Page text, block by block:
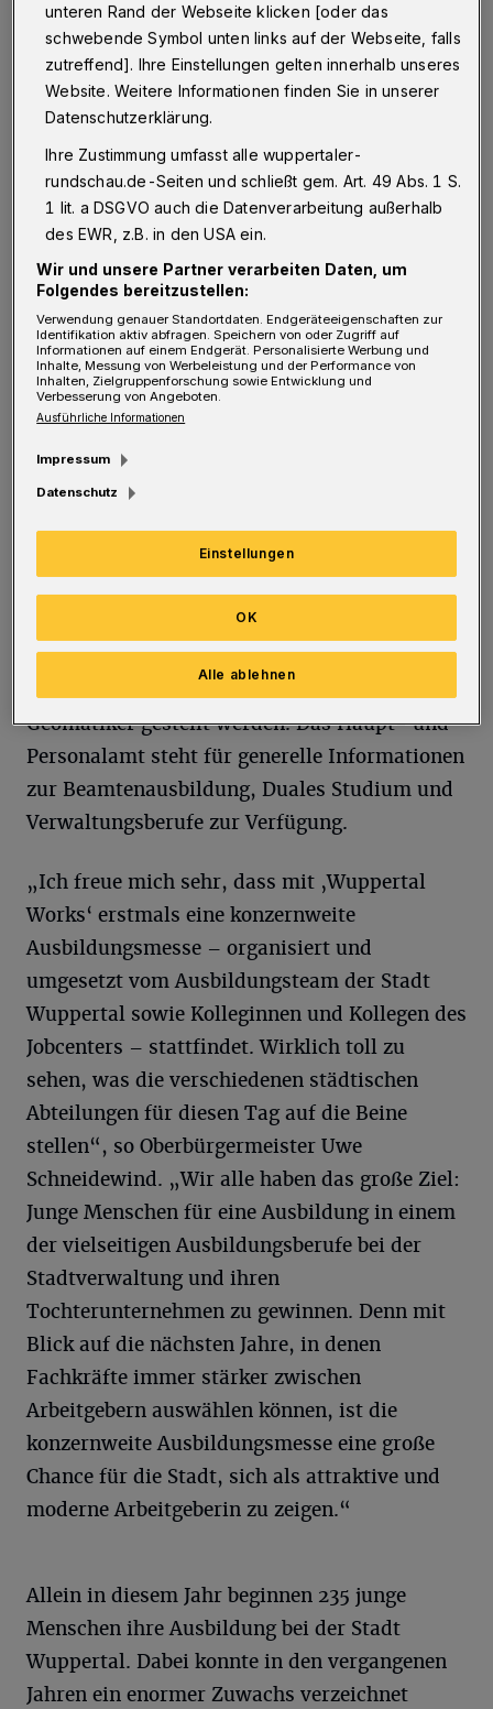
Auch der Eigenbetrieb Straßenreinigung (ESW) ist auf der Messe
O b Alten- und Altenpflegeheime,
Abfallwirtschaftsgesellschaft (AWG),
Eigenbetrieb Straßenreinigung (ESW),
Feuerwehr, Gebäudemanagement (GMW),
Jobcenter, Kinder- und Jugendwohngruppen,
Tageseinrichtungen für Kinder – Jugendamt,
Wuppertaler Bühnen oder Wuppertaler
Stadtwerke (WSW): Sie alle sind am 12. August
dabei und stellen ihre Berufe vor. Vertreten
sich auch Kolleginnen und Vertreter aus
Forstamt, Grüner Zoo, Stadtbibliothek und
Ordnungsamt sowie aus den Bereichen
Straßen & Verkehr, Bauen & Wohnen, Sport- &
Bäderamt. Fragen können beispielsweise auch
direkt an Fachinformatiker, Kaufleute für
Dialogmarketing, Vermessungstechniker und
Geomatiker gestellt werden. Das Haupt- und
Personalamt steht für generelle Informationen
zur Beamtenausbildung, Duales Studium und
Verwaltungsberufe zur Verfügung.
„Ich freue mich sehr, dass mit ‚Wuppertal
Works‘ erstmals eine konzernweite
Ausbildungsmesse – organisiert und
umgesetzt vom Ausbildungsteam der Stadt
Wuppertal sowie Kolleginnen und Kollegen des
Jobcenters – stattfindet. Wirklich toll zu
sehen, was die verschiedenen städtischen
Abteilungen für diesen Tag auf die Beine
stellen“, so Oberbürgermeister Uwe
Schneidewind. „Wir alle haben das große Ziel:
Junge Menschen für eine Ausbildung in einem
der vielseitigen Ausbildungsberufe bei der
Stadtverwaltung und ihren
Tochterunternehmen zu gewinnen. Denn mit
Blick auf die nächsten Jahre, in denen
Fachkräfte immer stärker zwischen
Arbeitgebern auswählen können, ist die
konzernweite Ausbildungsmesse eine große
Chance für die Stadt, sich als attraktive und
moderne Arbeitgeberin zu zeigen.“
Allein in diesem Jahr beginnen 235 junge
Menschen ihre Ausbildung bei der Stadt
Wuppertal. Dabei konnte in den vergangenen
Jahren ein enormer Zuwachs verzeichnet
unteren Rand der Webseite klicken [oder das
schwebende Symbol unten links auf der Webseite, falls
zutreffend]. Ihre Einstellungen gelten innerhalb unseres
Website. Weitere Informationen finden Sie in unserer
Datenschutzerklärung.
Ihre Zustimmung umfasst alle wuppertaler-
rundschau.de-Seiten und schließt gem. Art. 49 Abs. 1 S.
1 lit. a DSGVO auch die Datenverarbeitung außerhalb
des EWR, z.B. in den USA ein.
Wir und unsere Partner verarbeiten Daten, um
Folgendes bereitzustellen:
Verwendung genauer Standortdaten. Endgeräteeigenschaften zur
Identifikation aktiv abfragen. Speichern von oder Zugriff auf
Informationen auf einem Endgerät. Personalisierte Werbung und
Inhalte, Messung von Werbeleistung und der Performance von
Inhalten, Zielgruppenforschung sowie Entwicklung und
Verbesserung von Angeboten.
Ausführliche Informationen
Impressum
Datenschutz
Einstellungen
Alle ablehnen
OK